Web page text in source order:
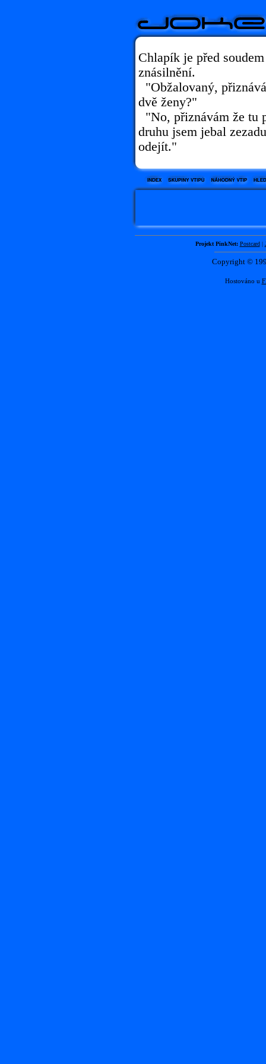
Chlapík je před
znásilnění.
"Obžalovaný,
dvě ženy?"
"No, přiznávám že tu
druhu jsem jebal
odejít."
Projekt PinkNet: Postcard|
Copyright ©
Hostováno u